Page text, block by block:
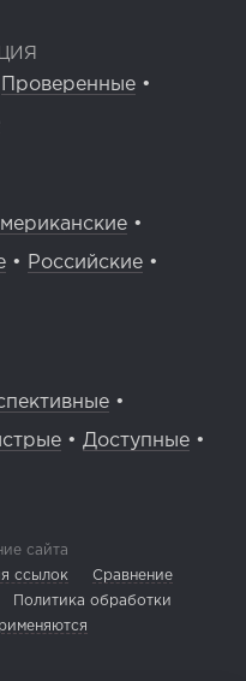
Проверенные •
•
• Российские •
•
• Доступные •
сайта
ссылок
Сравнение
Политика обработки